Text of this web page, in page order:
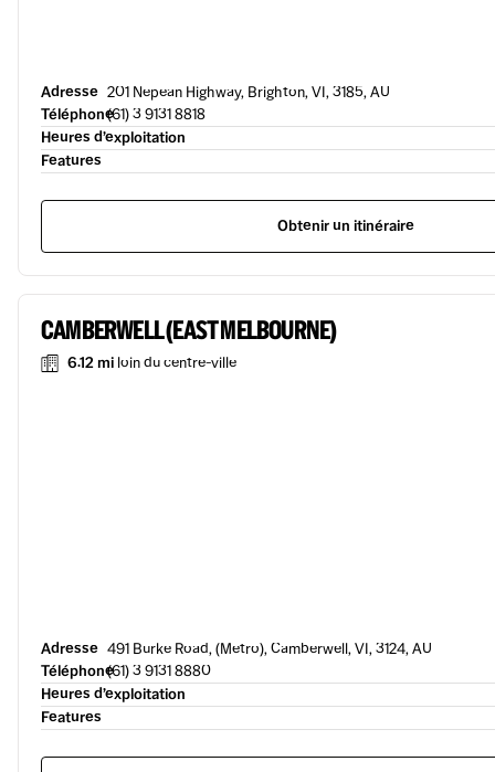
Adresse 201 Nepean Highway, Brighton, VI, 3185, AU
Téléphone(61) 3 9131 8818
Heures d’exploitation
Features
Obtenir un itinéraire
CAMBERWELL (EAST MELBOURNE)
6.12 mi loin du centre-ville
Adresse 491 Burke Road, (Metro), Camberwell, VI, 3124, AU
Téléphone(61) 3 9131 8880
Heures d’exploitation
Features